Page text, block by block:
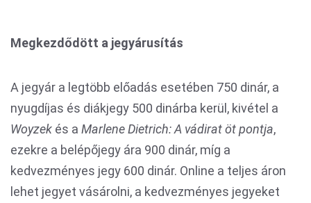
Megkezdődött a jegyárusítás
A jegyár a legtöbb előadás esetében 750 dinár, a
nyugdíjas és diákjegy 500 dinárba kerül, kivétel a
Woyzek és a Marlene Dietrich: A vádirat öt pontja,
ezekre a belépőjegy ára 900 dinár, míg a
kedvezményes jegy 600 dinár. Online a teljes áron
lehet jegyet vásárolni, a kedvezményes jegyeket